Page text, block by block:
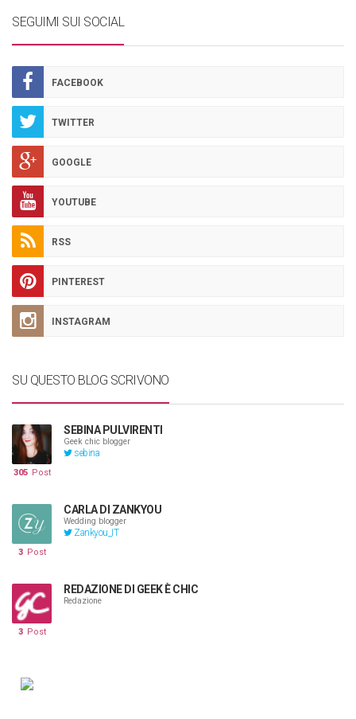
SEGUIMI SUI SOCIAL
FACEBOOK
TWITTER
GOOGLE
YOUTUBE
RSS
PINTEREST
INSTAGRAM
SU QUESTO BLOG SCRIVONO
SEBINA PULVIRENTI
Geek chic blogger
sebina
305 Post
CARLA DI ZANKYOU
Wedding blogger
Zankyou_IT
3 Post
REDAZIONE DI GEEK È CHIC
Redazione
3 Post